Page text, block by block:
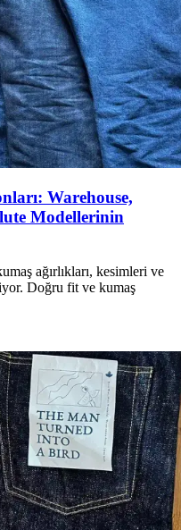
Warehouse,
Modellerinin
ağırlıkları, kesimleri ve
Doğru fit ve kumaş